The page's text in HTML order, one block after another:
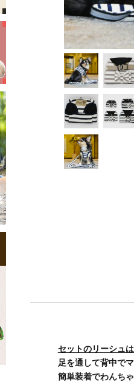
セットのリーシュ
足を通して背中で
簡単装着でわんち